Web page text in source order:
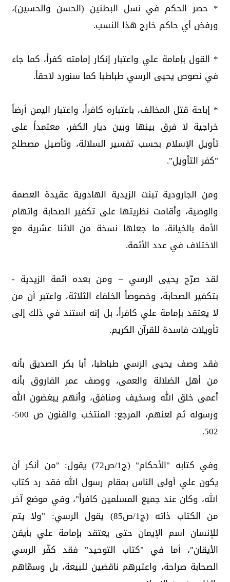
* حصر الحكم في نسل البطنين (الحسن والحسين)،
ورفض أي حاكم خارج هذا النسب.
* القول بإمامة علي واعتبار إنكار إمامته كفراً، كما جاء
في نصوص يحيى الرسي طباطبا كما سنورد لاحقاً.
* إباحة قتل المخالف، باعتباره كافراً، واعتبار اليمن أرضاً
خراجية لا فرق بينها وبين ديار الكفر، معتمداً على
تأويل الإسلام بحسب تفسير السلالة، وتأصيل مصطلح
"كفر التأويل".
ومن الجارودية تبنت الزيدية الهادوية عقيدة العصمة
والوصية، وأقامت نظريتها على تكفير الصحابة واتهام
الأمة بالخيانة، ما جعلها نسخة من الاثنا عشرية مع
الاختلاف في عدد الأئمة.
لقد صرّح يحيى الرسي – ومن بعده أئمة الزيدية -
بتكفير الصحابة، وخصوصاً الخلفاء الثلاثة، واعتبر أن من
لا يعتقد بإمامة علي كافراً، بل إنه استند في ذلك إلى
تأويلات فاسدة للقرآن الكريم.
فقد وصف يحيى الرسي طباطبا، أبا بكر الصديق بأنه
من أهل الضلالة والعمى، ووصف عمر الفاروق بأنه
أعمى خلق الله وسخيف ومنافق، وأنهم يبغضون الله
ورسوله ثم لعنهم، المرجع: المنتخب والفنون ص 500-
502.
وفي كتابه "الأحكام" (ج1/ص72) يقول: "من أنكر أن
يكون علي أولى الناس بمقام رسول الله فقد رد كتاب
الله، وكان عند جميع المسلمين كافراً"، وفي موضع آخر
من الكتاب ذاته (ج1/ص85) يقول الرسي: "ولا يتم
للإنسان اسم الإيمان حتى يعتقد بإمامة علي بأيقن
الأيقان"، أما في "كتاب التوحيد" فقد كفّر الرسي
الصحابة صراحة، واعتبرهم ناقضين للبيعة، بل وسمّاهم